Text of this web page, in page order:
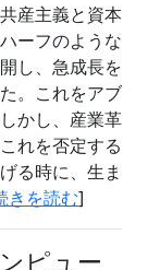
共産主義と資本
ーフのような
し、急成長を
。これをアブ
かし、産業革
れを否定する
る時に、生ま
きを読む]
ピュー